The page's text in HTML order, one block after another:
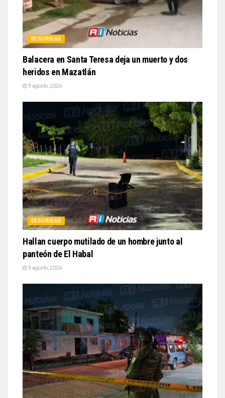
SEGURIDAD
Balacera en Santa Teresa deja un muerto y dos
heridos en Mazatlán
9 agosto, 2026
SEGURIDAD
Hallan cuerpo mutilado de un hombre junto al
panteón de El Habal
9 agosto, 2026